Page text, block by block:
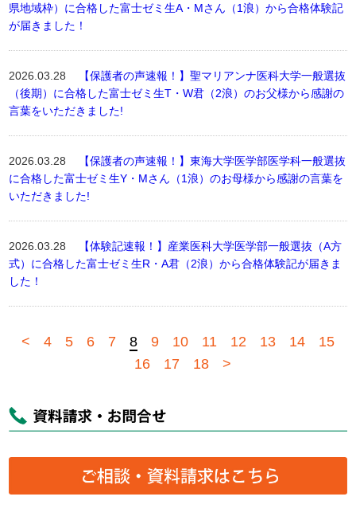
県地域枠）に合格した富士ゼミ生A・Mさん（1浪）から合格体験記
が届きました！
2026.03.28
【保護者の声速報！】聖マリアンナ医科大学一般選抜
（後期）に合格した富士ゼミ生T・W君（2浪）のお父様から感謝の
言葉をいただきました!
2026.03.28
【保護者の声速報！】東海大学医学部医学科一般選抜
に合格した富士ゼミ生Y・Mさん（1浪）のお母様から感謝の言葉を
いただきました!
2026.03.28
【体験記速報！】産業医科大学医学部一般選抜（A方
式）に合格した富士ゼミ生R・A君（2浪）から合格体験記が届きま
した！
< 4 5 6 7 8 9 10 11 12 13 14
15
16
17 18 >